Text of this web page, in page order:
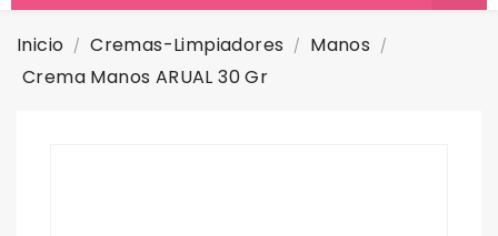
Inicio Cremas-Limpiadores
Manos
Crema Manos ARUAL 30 Gr